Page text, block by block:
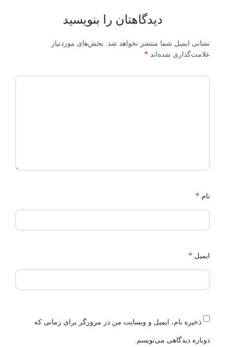
دیدگاهتان را بنویسید
نشانی ایمیل شما منتشر نخواهد شد. بخش‌های موردنیاز
علامت‌گذاری شده‌اند *
نام *
ایمیل *
ذخیره نام، ایمیل و وبسایت من در مرورگر برای زمانی که
دوباره دیدگاهی می‌نویسم.